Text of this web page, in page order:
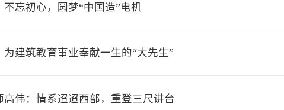
不忘初心，圆梦“中国造”电机
为建筑教育事业奉献一生的“大先生”
高伟：情系迢迢西部，重登三尺讲台